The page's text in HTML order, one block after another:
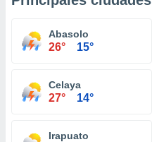
Abasolo
26° 15°
Celaya
27° 14°
Irapuato